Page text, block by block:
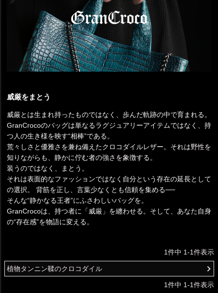
威厳をまとう
威厳とは生まれ持ったものではなく、歩んだ軌跡の中で育まれる。
GranCrocoのバッグは単なるラグジュアリーアイテムではなく、持
つ人の生き様を映す“相棒”である。
荒々しさと優雅さを兼ね備えたクロコダイルレザー。それは野性を
知りながらも、静かに佇む者の強さを象徴する。
装うのではなく、まとう。
それは表面的なファッションではなく自分という存在の延長として
の選択。 背筋を正し、言葉少なくとも信頼を集める──
そんな“静かなる王者”にふさわしいバッグを。
GranCrocoは、持つ者に「威厳」を纏わせる。そして、あなた自身
の“存在感”を物語に変える。
1件中 1-1件表示
植物タンニン鞣のクロコダイル
1件中 1-1件表示